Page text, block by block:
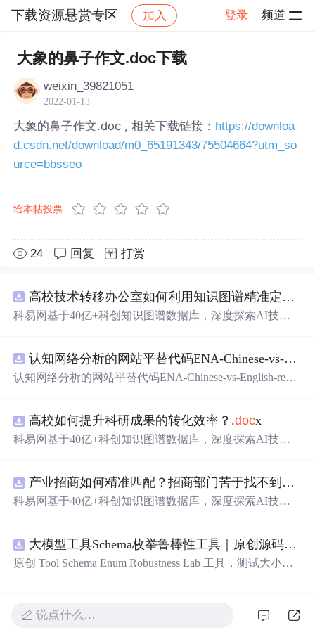
下载资源悬赏专区 加入 登录 频道
社区 下载资源悬赏专区 帖子详情
大象的鼻子作文.doc下载
weixin_39821051
2022-01-13
大象的鼻子作文.doc , 相关下载链接： https://downloa
d.csdn.net/download/m0_65191343/75504664?utm_so
urce=bbsseo
给本帖投票
24 回复 打赏
高校技术转移办公室如何利用知识图谱精准定位产业需求与技术适配点？.
科易网基于40亿+科创知识图谱数据库，深度探索AI技术
新领域的AI+数智化解决方案，推动科技创新与产业创新
智能化发展。
认知网络分析的网站平替代码ENA-Chinese-vs-English-reproducible.zip
认知网络分析的网站平替代码ENA-Chinese-vs-English-repro
高校如何提升科研成果的转化效率？.docx
科易网基于40亿+科创知识图谱数据库，深度探索AI技术
新领域的AI+数智化解决方案，推动科技创新与产业创新
智能化发展。
产业招商如何精准匹配？招商部门苦于找不到符合产业链补链强链方向的目标企业怎么办？.
科易网基于40亿+科创知识图谱数据库，深度探索AI技术
新领域的AI+数智化解决方案，推动科技创新与产业创新
智能化发展。
大模型工具Schema枚举鲁棒性工具｜原创源码+测试+离线报告
原创 Tool Schema Enum Robustness Lab 工具，测试大小
可复现合成示例、离线 HTML/JSON/SVG 报告、1080×720
真实运行效果图、README、运行说明、功能清单、MIT
说点什么…